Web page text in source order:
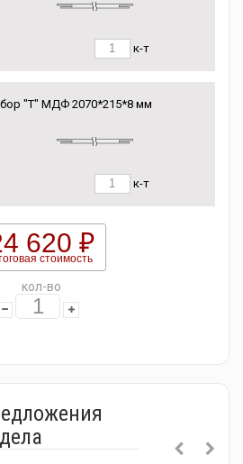
к-т
"Т" МДФ 2070*215*8 мм
к-т
620 ₽
стоимость
кол-во